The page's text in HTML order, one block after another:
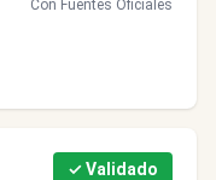
Con Fuentes Oficiales
✓ Validado